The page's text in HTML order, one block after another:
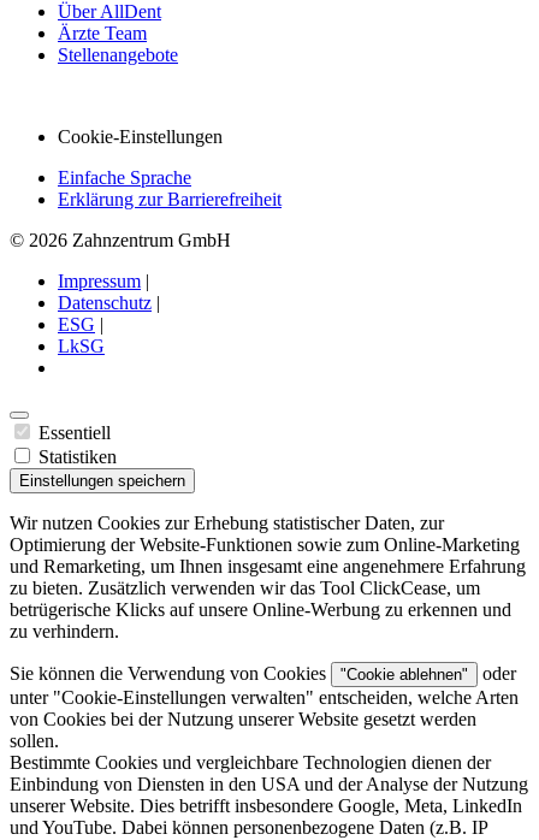
Über AllDent
Ärzte Team
Stellenangebote
Cookie-Einstellungen
Einfache Sprache
Erklärung zur Barrierefreiheit
© 2026 Zahnzentrum GmbH
Impressum |
Datenschutz |
ESG |
LkSG
Essentiell
Statistiken
Einstellungen speichern
Wir nutzen Cookies zur Erhebung statistischer Daten, zur
Optimierung der Website-Funktionen sowie zum Online-Marketing
und Remarketing, um Ihnen insgesamt eine angenehmere Erfahrung
zu bieten. Zusätzlich verwenden wir das Tool ClickCease, um
betrügerische Klicks auf unsere Online-Werbung zu erkennen und
zu verhindern.
Sie können die Verwendung von Cookies "Cookie ablehnen"
oder
unter "Cookie-Einstellungen verwalten" entscheiden, welche Arten
von Cookies bei der Nutzung unserer Website gesetzt werden
sollen.
Bestimmte Cookies und vergleichbare Technologien dienen der
Einbindung von Diensten in den USA und der Analyse der Nutzung
unserer Website. Dies betrifft insbesondere Google, Meta, LinkedIn
und YouTube. Dabei können personenbezogene Daten (z.B. IP